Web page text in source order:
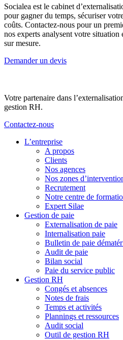
Socialea est le cabinet
pour gagner du temps, sécuriser
coûts. Contactez-nous pour un
nos experts analysent votre
sur mesure.
Demander un devis
Votre partenaire dans
gestion RH.
Contactez-nous
L’entreprise
A propos
Clients
Nos agences
Nos zones
Recrutement
Notre centre de
Expert Silae
Gestion de paie
Externalisation de paie
Internalisation paie
Bulletin de paie
Audit de paie
Bilan social
Paie du service public
Gestion RH
Congés et absences
Notes de frais
Temps et activités
Plannings et ressources
Audit social
Outil de gestion RH